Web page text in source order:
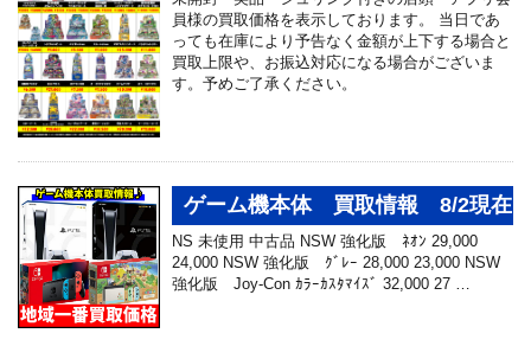
員様の買取価格を表示しております。 当日であ
っても在庫により予告なく金額が上下する場合と
買取上限や、お振込対応になる場合がございま
す。予めご了承ください。
ゲーム機本体 買取情報 8/2現在
NS 未使用 中古品 NSW 強化版 ﾈｵﾝ 29,000
24,000 NSW 強化版 ｸﾞﾚｰ 28,000 23,000 NSW
強化版 Joy-Con ｶﾗｰｶｽﾀﾏｲｽﾞ 32,000 27 …